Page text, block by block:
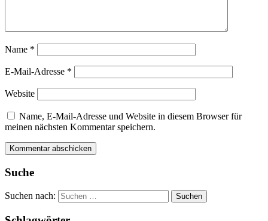
Name *
E-Mail-Adresse *
Website
Name, E-Mail-Adresse und Website in diesem Browser für
meinen nächsten Kommentar speichern.
Suche
Suchen nach: